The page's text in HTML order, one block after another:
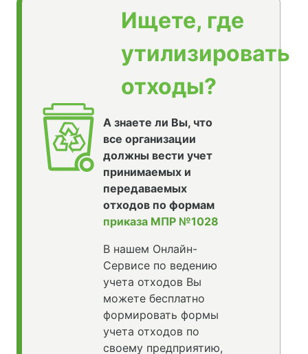
Ищете, где
утилизировать
отходы?
А знаете ли Вы, что
все организации
должны вести учет
принимаемых и
передаваемых
отходов по формам
приказа МПР №1028
В нашем Онлайн-
Сервисе по ведению
учета отходов Вы
можете бесплатно
формировать формы
учета отходов по
своему предприятию,